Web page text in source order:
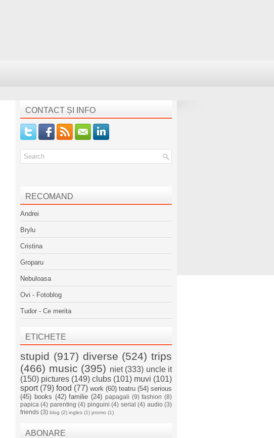
CONTACT ȘI INFO
RECOMAND
Andrei
Brylu
Cristina
Groparu
Nebuloasa
Ovi - Fotoblog
Tudor - Ce merita
ETICHETE
stupid (917) diverse (524) trips
(466) music (395) niet (333) uncle it
(150) pictures (149) clubs (101) muvi (101)
sport (79) food (77) work (60) teatru (54) serious
(45) books (42) familie (24) papagali (9) fashion (8)
papica (4) parenting (4) pinguini (4) serial (4) audio (3)
friends (3) blog (2) ingles (1) promo (1)
ABONARE